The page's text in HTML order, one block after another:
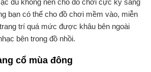
bạn có thể cho đồ chơi mềm vào, miễn
trí quá mức được khâu bên ngoài
bên trong đồ nhồi.
cổ mùa đông